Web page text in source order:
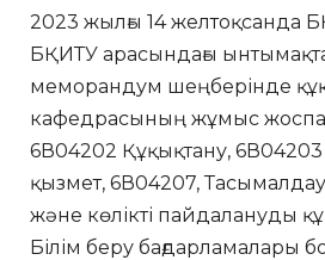
2023 жылғы 14 желтоқсанда
БҚИТУ арасындағы
меморандум шеңберінде
кафедрасының жұмыс
6В04202 Құқықтану,
қызмет, 6В04207,
және көлікті пайдалануды
Білім беру бағдарламалары